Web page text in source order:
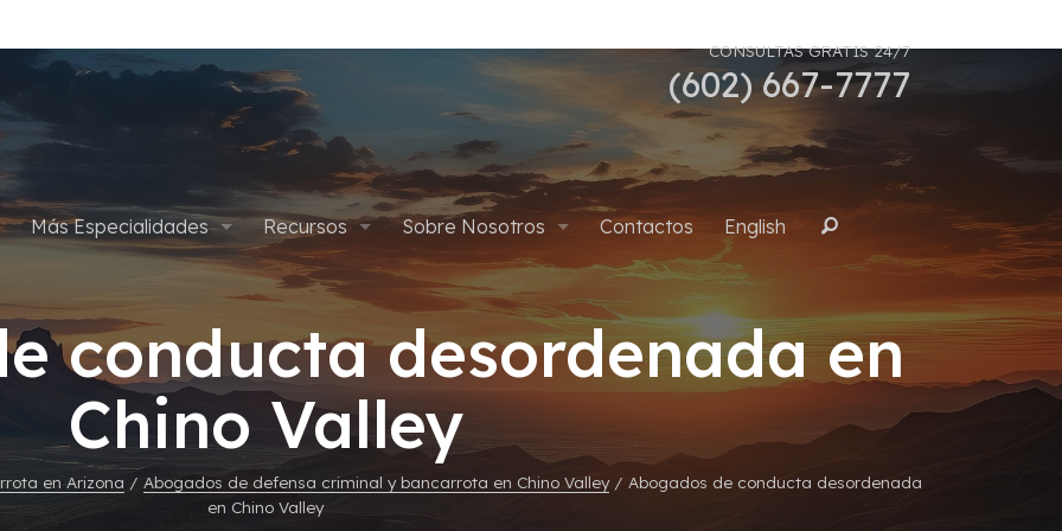
CONSULTAS GRATIS 24/7
(602) 667-7777
7
13
de Crédito
Más Especialidades
Apelaciones
Asalto y Agresión
Defensa Criminal Juvenil
Homicidios
Defensa de Drogas Cancelar Condena por Marihuana
Delitos Sexuales
Recursos
Planes de Pago
Blog
Sobre Nosotros
Abogados
Gives Back
Empleos
Contactos English
conducta desordenada en
Chino Valley
en Arizona / Abogados de defensa criminal y bancarrota en Chino Valley/ Abogados de conducta desordenada
en Chino Valley